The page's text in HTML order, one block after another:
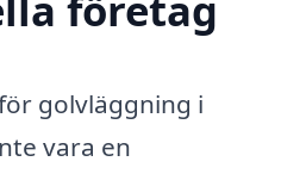
golvläggning i
vara en